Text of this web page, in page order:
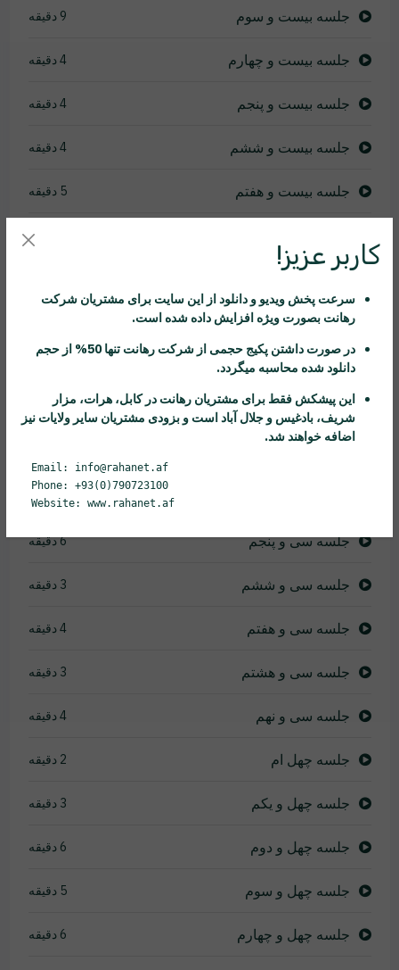
جلسه بیست و سوم 9 دقیقه
جلسه بیست و چهارم 4 دقیقه
جلسه بیست و پنجم 4 دقیقه
جلسه بیست و ششم 4 دقیقه
جلسه بیست و هفتم 5 دقیقه
جلسه سی ام
جلسه سی و یکم
جلسه سی و دوم 5 دقیقه
11 دقیقه
جلسه سی و پنجم 6 دقیقه
جلسه سی و ششم 3 دقیقه
جلسه سی و هفتم 4 دقیقه
جلسه سی و هشتم 3 دقیقه
جلسه سی و نهم 4 دقیقه
جلسه چهل ام 2 دقیقه
جلسه چهل و یکم 3 دقیقه
جلسه چهل و دوم 6 دقیقه
جلسه چهل و سوم 5 دقیقه
جلسه چهل و چهارم 6 دقیقه
کاربر عزیز!
سرعت پخش ویدیو و دانلود از این سایت برای مشتریان شرکت
رهانت بصورت ویژه افزایش داده شده است.
در صورت داشتن پکیج حجمی از شرکت رهانت
تنها 50% از حجم
دانلود شده محاسبه میگردد.
این پیشکش فقط برای مشتریان رهانت در کابل، هرات، مزار
شریف، بادغیس و جلال آباد است و بزودی مشتریان سایر ولایات نیز
اضافه خواهند شد.
Email: info@rahanet.af
Phone: +93(0)790723100
Website: www.rahanet.af